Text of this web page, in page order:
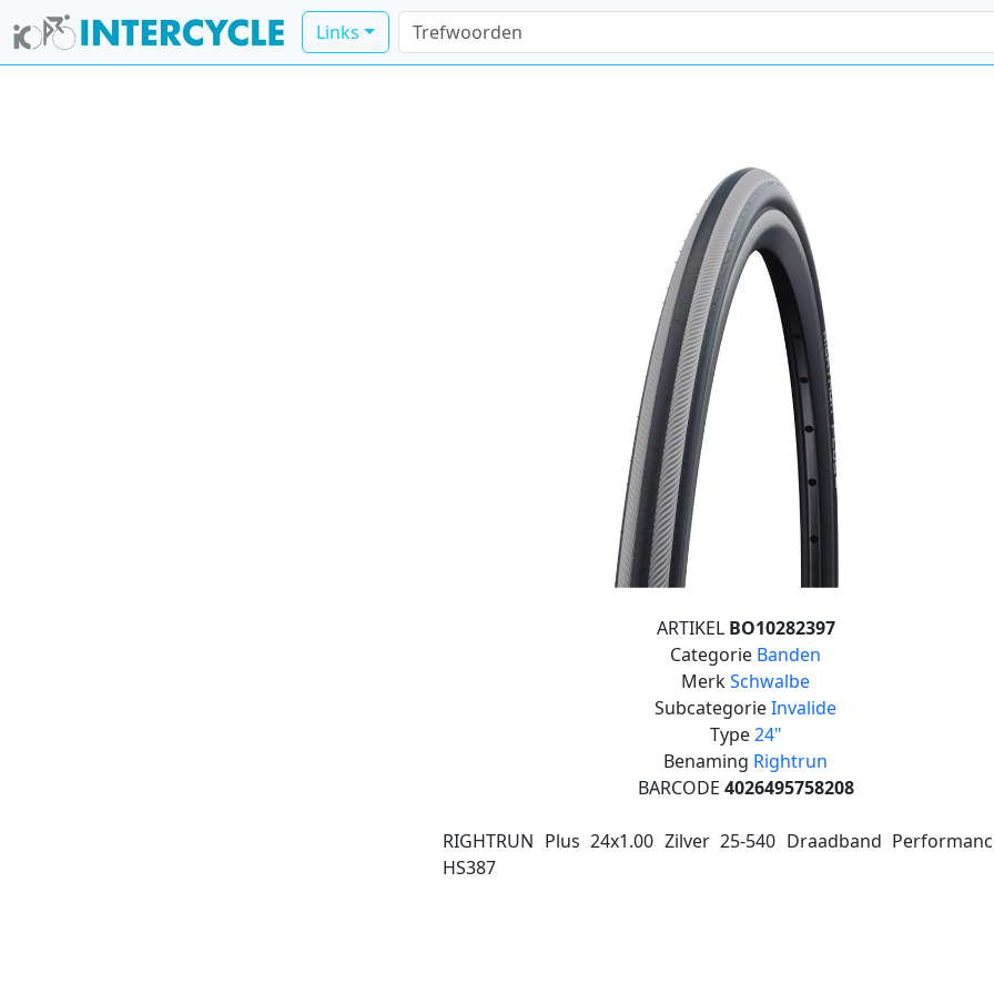
Links
ARTIKEL BO10282397
Categorie Banden
MerkSchwalbe
SubcategorieInvalide
Type24"
Benaming Rightrun
BARCODE 4026495758208
RIGHTRUN Plus 24x1.00 Zilver 25-540 Draadband
HS387